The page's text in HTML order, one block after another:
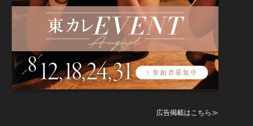
広告掲載はこちら≫